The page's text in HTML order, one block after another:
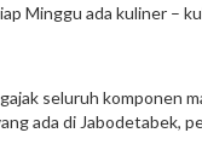
Minggu ada kuliner –
seluruh
ada di Jabodetabek,